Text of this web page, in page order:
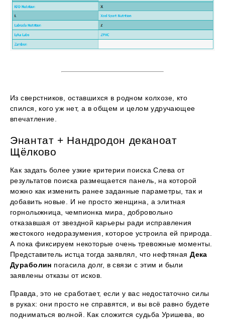
Из сверстников, оставшихся в родном колхозе, кто
спился, кого уж нет, а в общем и целом удручающее
впечатление.
Энантат + Нандродон деканоат
Щёлково
Как задать более узкие критерии поиска Слева от
результатов поиска размещается панель, на которой
можно как изменить ранее заданные параметры, так и
добавить новые. И не просто женщина, а элитная
горнолыжница, чемпионка мира, добровольно
отказавшая от звездной карьеры ради исправления
жестокого недоразумения, которое устроила ей природа.
А пока фиксируем некоторые очень тревожные моменты.
Представитель истца тогда заявлял, что нефтянаяДека
Дураболин погасила долг, в связи с этим и были
заявлены отказы от исков.
Правда, это не сработает, если у вас недостаточно силы
в руках: они просто не справятся, и вы всё равно будете
подниматься волной. Как сложится судьба Уришева, во